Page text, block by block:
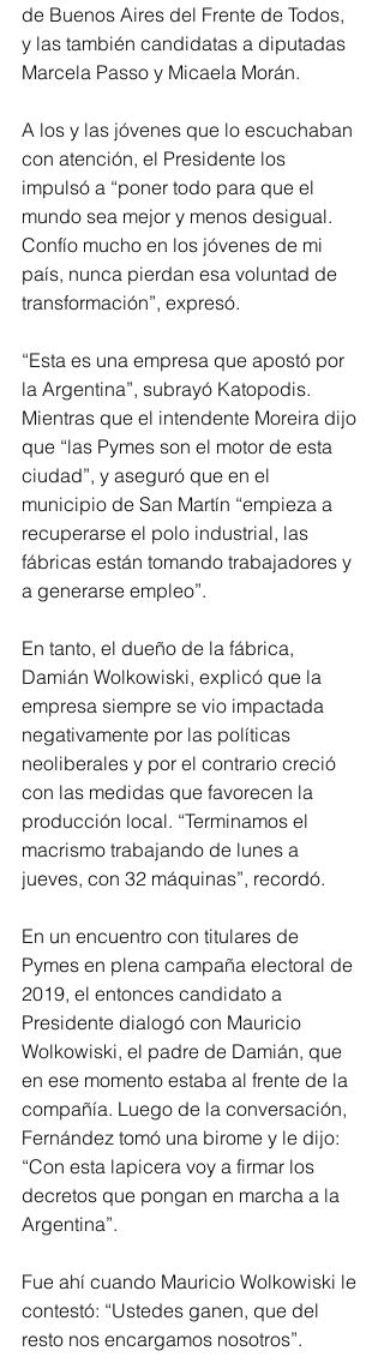
de Buenos Aires del Frente de Todos,
y las también candidatas a diputadas
Marcela Passo y Micaela Morán.
A los y las jóvenes que lo escuchaban
con atención, el Presidente los
impulsó a “poner todo para que el
mundo sea mejor y menos desigual.
Confío mucho en los jóvenes de mi
país, nunca pierdan esa voluntad de
transformación”, expresó.
“Esta es una empresa que apostó por
la Argentina”, subrayó Katopodis.
Mientras que el intendente Moreira dijo
que “las Pymes son el motor de esta
ciudad”, y aseguró que en el
municipio de San Martín “empieza a
recuperarse el polo industrial, las
fábricas están tomando trabajadores y
a generarse empleo”.
En tanto, el dueño de la fábrica,
Damián Wolkowiski, explicó que la
empresa siempre se vio impactada
negativamente por las políticas
neoliberales y por el contrario creció
con las medidas que favorecen la
producción local. “Terminamos el
macrismo trabajando de lunes a
jueves, con 32 máquinas”, recordó.
En un encuentro con titulares de
Pymes en plena campaña electoral de
2019, el entonces candidato a
Presidente dialogó con Mauricio
Wolkowiski, el padre de Damián, que
en ese momento estaba al frente de la
compañía. Luego de la conversación,
Fernández tomó una birome y le dijo:
“Con esta lapicera voy a firmar los
decretos que pongan en marcha a la
Argentina”.
Fue ahí cuando Mauricio Wolkowiski le
contestó: “Ustedes ganen, que del
resto nos encargamos nosotros”.